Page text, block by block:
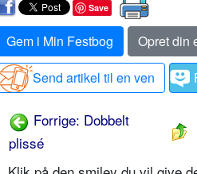
Save
Gem i Min Festbog
Opret din
Send artikel til en ven
Forrige: Dobbelt
plissé